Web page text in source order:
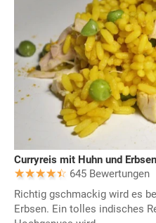
Curryreis mit Huhn und Erbsen
645 Bewertungen
Richtig gschmackig wird es
Erbsen. Ein tolles indisches